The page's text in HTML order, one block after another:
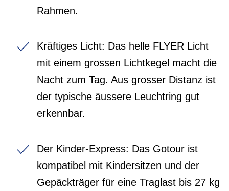
Rahmen.
Kräftiges Licht: Das helle FLYER Licht
mit einem grossen Lichtkegel macht die
Nacht zum Tag. Aus grosser Distanz ist
der typische äussere Leuchtring gut
erkennbar.
Der Kinder-Express: Das Gotour ist
kompatibel mit Kindersitzen und der
Gepäckträger für eine Traglast bis 27 kg